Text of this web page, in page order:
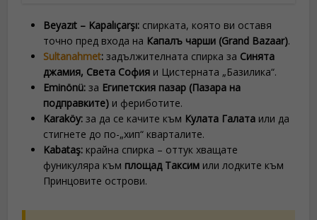
Beyazıt – Kapalıçarşı: спирката, която ви оставя
точно пред входа на Капалъ чарши (Grand Bazaar).
Sultanahmet: задължителната спирка за Синята
джамия, Света София и Цистерната „Базилика“.
Eminönü: за Египетския пазар (Пазара на
подправките) и фериботите.
Karaköy: за да се качите към Кулата Галата или да
стигнете до по-„хип“ кварталите.
Kabataş: крайна спирка – оттук хващате
фуникуляра към площад Таксим или лодките към
Принцовите острови.